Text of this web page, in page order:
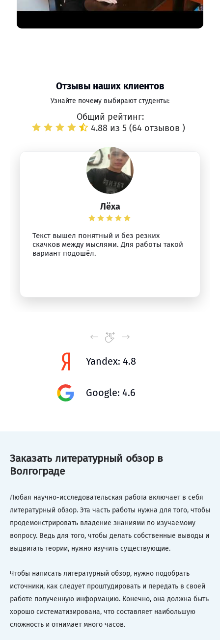
Отзывы наших клиентов
Узнайте почему выбирают студенты:
Общий рейтинг:
4.88 из 5 (64 отзывов )
Лёха
Текст вышел понятный и без резких
скачков между мыслями. Для работы такой
вариант подошёл.
Yandex: 4.8
Google: 4.6
Заказать литературный обзор в
Волгограде
Любая научно-исследовательская работа включает в себя
литературный обзор. Эта часть работы нужна для того, чтобы
продемонстрировать владение знаниями по изучаемому
вопросу. Ведь для того, чтобы делать собственные выводы и
выдвигать теории, нужно изучить существующие.
Чтобы написать литературный обзор, нужно подобрать
источники, как следует проштудировать и передать в своей
работе полученную информацию. Конечно, она должна быть
хорошо систематизирована, что составляет наибольшую
сложность и отнимает много часов.